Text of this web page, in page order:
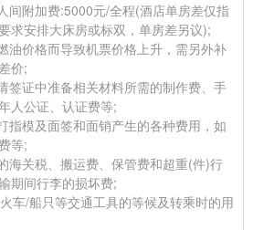
间附加费:5000元/全程(酒店单房差仅指
求安排大床房或标双，单房差另议);
油价格而导致机票价格上升，需另外补
价;
签证中准备相关材料所需的制作费、手
人公证、认证费等;
指模及面签和面销产生的各种费用，如
等;
海关税、搬运费、保管费和超重(件)行
期间行李的损坏费;
车/船只等交通工具的等候及转乘时的用